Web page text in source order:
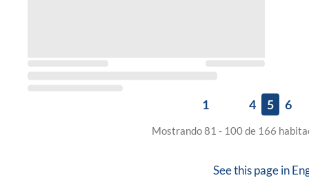
1 4 5 6
Mostrando 81 - 100 de 166
See this page in